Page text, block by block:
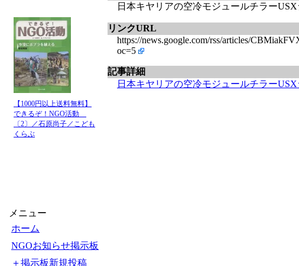
【1000円以上送料無料】
できるぞ！NGO活動
〔2〕／石原尚子／こども
くらぶ
メニュー
ホーム
NGOお知らせ掲示板
＋掲示板新規投稿
日本キヤリアの空冷モジュールチラー
リンクURL
https://news.google.com/rss/articles/
oc=5
記事詳細
日本キヤリアの空冷モジュールチラー